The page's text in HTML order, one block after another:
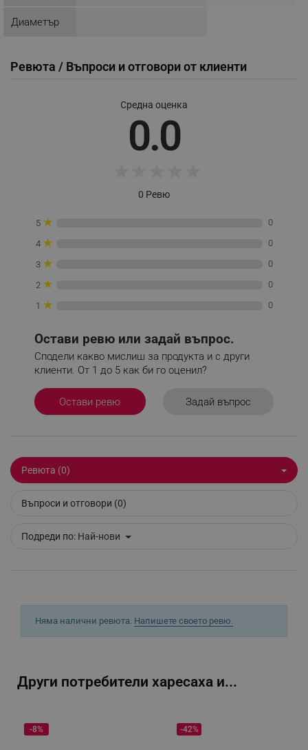
Диаметър
Ревюта / Въпроси и отговори от клиенти
Средна оценка
0.0
0 Ревю
5 ★ 0
4 ★ 0
3 ★ 0
2 ★ 0
1 ★ 0
Остави ревю или задай въпрос.
Сподели какво мислиш за продукта и с други
клиенти. От 1 до 5 как би го оценил?
Остави ревю Задай въпрос
Ревюта (0)
Въпроси и отговори (0)
Подреди по: Най-нови
Няма налични ревюта. Напишете своето ревю.
Други потребители харесаха и...
-8% -42%
.alleop.bg
_sgf_delayed_campaigns .alleop.bg
Google Privacy Policy